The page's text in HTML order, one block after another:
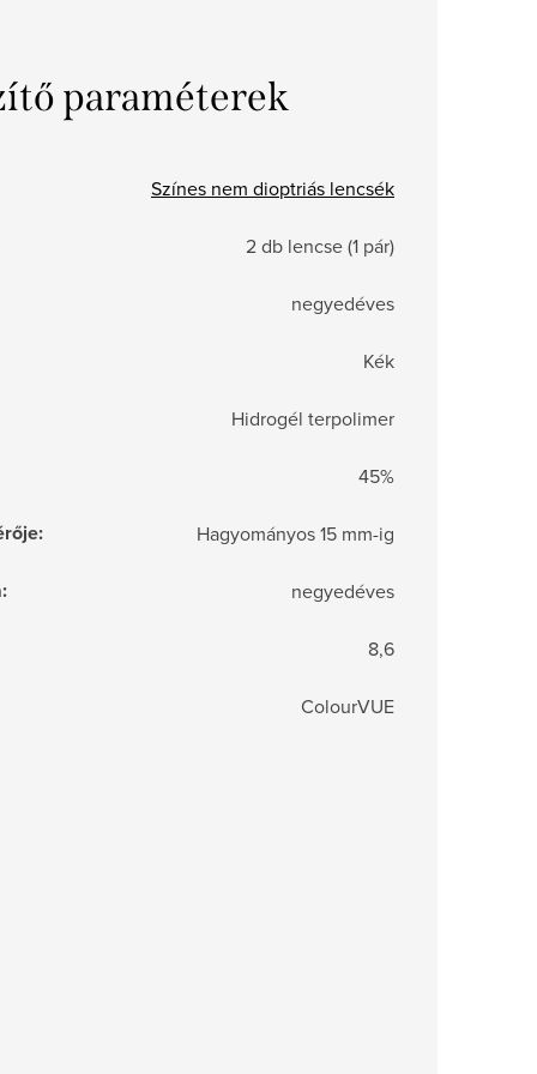
paraméterek
Színes nem dioptriás lencsék
2 db lencse (1 pár)
negyedéves
Kék
Hidrogél terpolimer
45%
: Hagyományos 15 mm-ig
: negyedéves
8,6
ColourVUE